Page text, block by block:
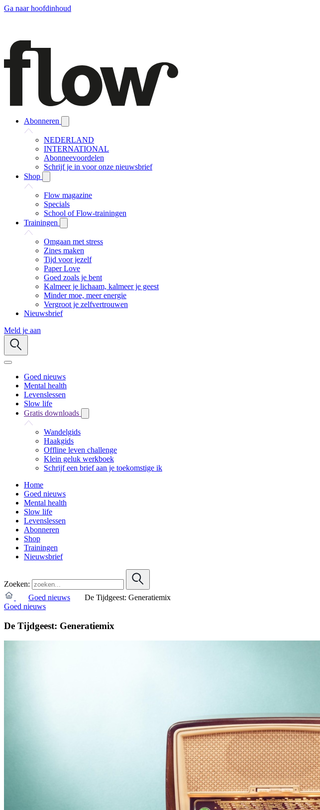
Ga naar hoofdinhoud
Abonneren
NEDERLAND
INTERNATIONAL
Abonneevoordelen
Schrijf je in voor onze nieuwsbrief
Shop
Flow magazine
Specials
School of Flow-trainingen
Trainingen
Omgaan met stress
Zines maken
Tijd voor jezelf
Paper Love
Goed zoals je bent
Kalmeer je lichaam, kalmeer je geest
Minder moe, meer energie
Vergroot je zelfvertrouwen
Nieuwsbrief
Meld je aan
Goed nieuws
Mental health
Levenslessen
Slow life
Gratis downloads
Wandelgids
Haakgids
Offline leven challenge
Klein geluk werkboek
Schrijf een brief aan je toekomstige ik
Home
Goed nieuws
Mental health
Slow life
Levenslessen
Abonneren
Shop
Trainingen
Nieuwsbrief
Zoeken:
Goed nieuws
De Tijdgeest: Generatiemix
Goed nieuws
De Tijdgeest: Generatiemix